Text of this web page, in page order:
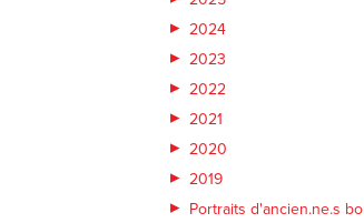
2024
2023
2022
2021
2020
2019
Portraits d'ancien.ne.s